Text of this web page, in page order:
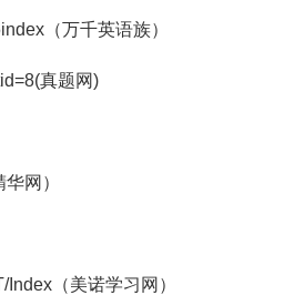
（万千英语族）
真题网)
网）
（美诺学习网）